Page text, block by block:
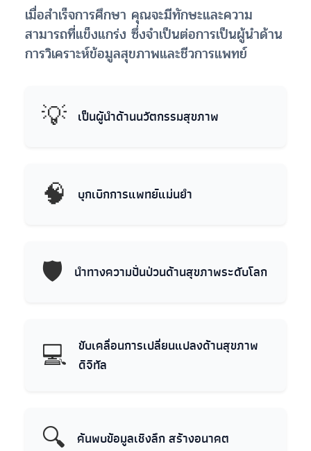
เมื่อสำเร็จการศึกษา คุณจะมีทักษะและความ
สามารถที่แข็งแกร่ง ซึ่งจำเป็นต่อการเป็นผู้นำด้าน
การวิเคราะห์ข้อมูลสุขภาพและชีวการแพทย์
💡 เป็นผู้นำด้านนวัตกรรมสุขภาพ
🧠 บุกเบิกการแพทย์แม่นยำ
🛡 นำทางความปั่นป่วนด้านสุขภาพระดับโลก
💻
ขับเคลื่อนการเปลี่ยนแปลงด้านสุขภาพ
ดิจิทัล
🔍 ค้นพบข้อมูลเชิงลึก สร้างอนาคต